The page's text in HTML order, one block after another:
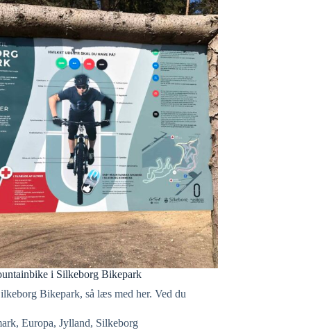
i Silkeborg Bikepark
Bikepark, så læs med her. Ved du
, Europa, Jylland, Silkeborg